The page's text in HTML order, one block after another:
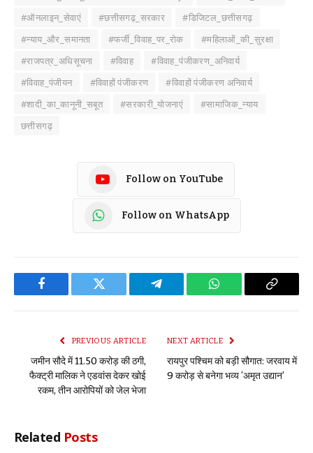
#ऑनलाइन_सेवाएं
#छत्तीसगढ़_सरकार
#डिजिटल_छत्तीसगढ़
#न्याय_और_समानता
#फर्जी_विवाह_पर_रोक
#महिलाओं_की_सुरक्षा
#राजपत्र_अधिसूचना
#विवाह
#विवाह_पंजीकरण_अनिवार्य
#विवाह_पंजीयन
#विवाहों पंजीकरण
#विवाहों पंजीकरण अनिवार्य
#शादी_का_कानूनी_सबूत
#सरकारी_योजनाएं
#सामाजिक_न्याय
छत्तीसगढ़
Follow on YouTube
Follow on WhatsApp
Facebook Twitter Telegram WhatsApp Copy
PREVIOUS ARTICLE
जमीन सौदे में 11.50 करोड़ की ठगी,
फैक्ट्री मालिक ने एडवांस देकर खोई
रकम, तीन आरोपियों को जेल भेजा
NEXT ARTICLE
रायपुर पश्चिम को बड़ी सौगात: जरवाय में
9 करोड़ से बनेगा भव्य ‘अमृत उद्यान’
Related Posts